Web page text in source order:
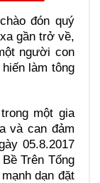
đón quý
gần trở về,
người con
làm tông
một gia
và can đảm
05.8.2017
Trên Tổng
dạn đặt